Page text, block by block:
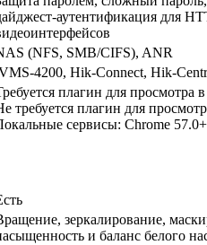
аутентификация для
(NFS, SMB/CIFS), ANR
4200, Hik-Connect, Hik-
плагин для просмотра
требуется плагин для
сервисы: Chrome
зеркалирование,
и баланс белого